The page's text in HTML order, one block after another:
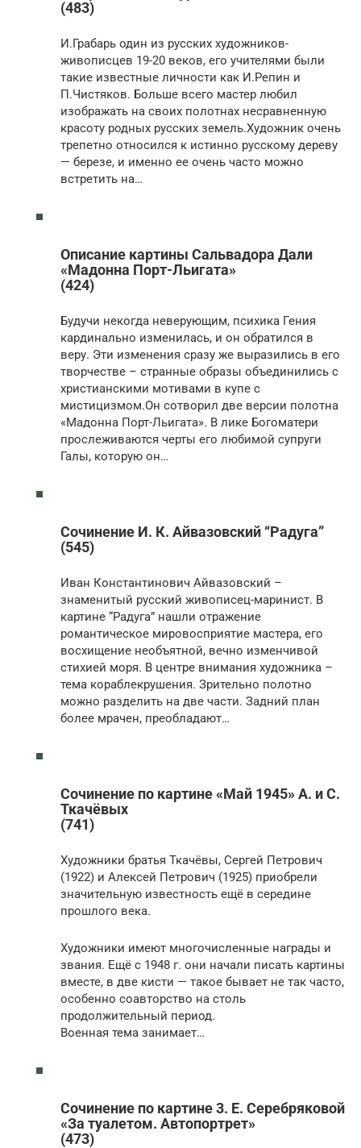
(483)
И.Грабарь один из русских художников-
живописцев 19-20 веков, его учителями были
такие известные личности как И.Репин и
П.Чистяков. Больше всего мастер любил
изображать на своих полотнах несравненную
красоту родных русских земель.Художник очень
трепетно относился к истинно русскому дереву
— березе, и именно ее очень часто можно
встретить на…
Описание картины Сальвадора Дали
«Мадонна Порт-Льигата»
(424)
Будучи некогда неверующим, психика Гения
кардинально изменилась, и он обратился в
веру. Эти изменения сразу же выразились в его
творчестве – странные образы объединились с
христианскими мотивами в купе с
мистицизмом.Он сотворил две версии полотна
«Мадонна Порт-Льигата». В лике Богоматери
прослеживаются черты его любимой супруги
Галы, которую он…
Сочинение И. К. Айвазовский “Радуга”
(545)
Иван Константинович Айвазовский –
знаменитый русский живописец-маринист. В
картине “Радуга” нашли отражение
романтическое мировосприятие мастера, его
восхищение необъятной, вечно изменчивой
стихией моря. В центре внимания художника –
тема кораблекрушения. Зрительно полотно
можно разделить на две части. Задний план
более мрачен, преобладают…
Сочинение по картине «Май 1945» А. и С.
Ткачёвых
(741)
Художники братья Ткачёвы, Сергей Петрович
(1922) и Алексей Петрович (1925) приобрели
значи­тельную известность ещё в середине
прошлого века.
Художники имеют многочисленные награды и
звания. Ещё с 1948 г. они начали писать картины
вместе, в две кисти — такое бывает не так часто,
особенно соавторство на столь
продолжительный период.
Военная тема занимает…
Сочинение по картине 3. Е. Серебряковой
«За туалетом. Автопортрет»
(473)